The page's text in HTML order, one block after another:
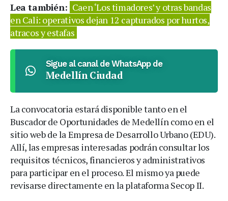
Lea también: Caen ‘Los timadores’ y otras bandas
en Cali: operativos dejan 12 capturados por hurtos,
atracos y estafas
Sigue al canal de WhatsApp de
Medellín Ciudad
La convocatoria estará disponible tanto en el
Buscador de Oportunidades de Medellín como en el
sitio web de la Empresa de Desarrollo Urbano (EDU).
Allí, las empresas interesadas podrán consultar los
requisitos técnicos, financieros y administrativos
para participar en el proceso. El mismo ya puede
revisarse directamente en la plataforma Secop II.